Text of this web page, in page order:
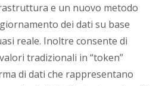
e un nuovo metodo
dei dati su base
reale. Inoltre consente di
tradizionali in “token”
di dati che rappresentano